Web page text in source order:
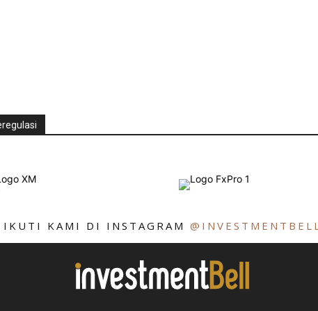
IKUTI KAMI DI INSTAGRAM